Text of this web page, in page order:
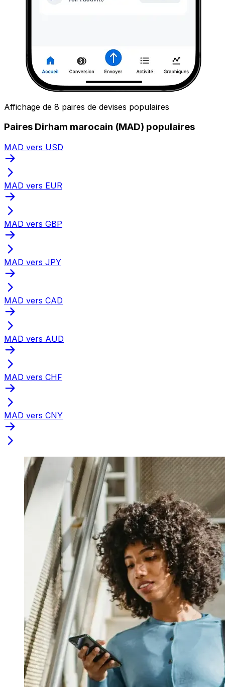
Affichage de 8 paires de devises populaires
Paires Dirham marocain (MAD) populaires
MAD vers USD
MAD vers EUR
MAD vers GBP
MAD vers JPY
MAD vers CAD
MAD vers AUD
MAD vers CHF
MAD vers CNY